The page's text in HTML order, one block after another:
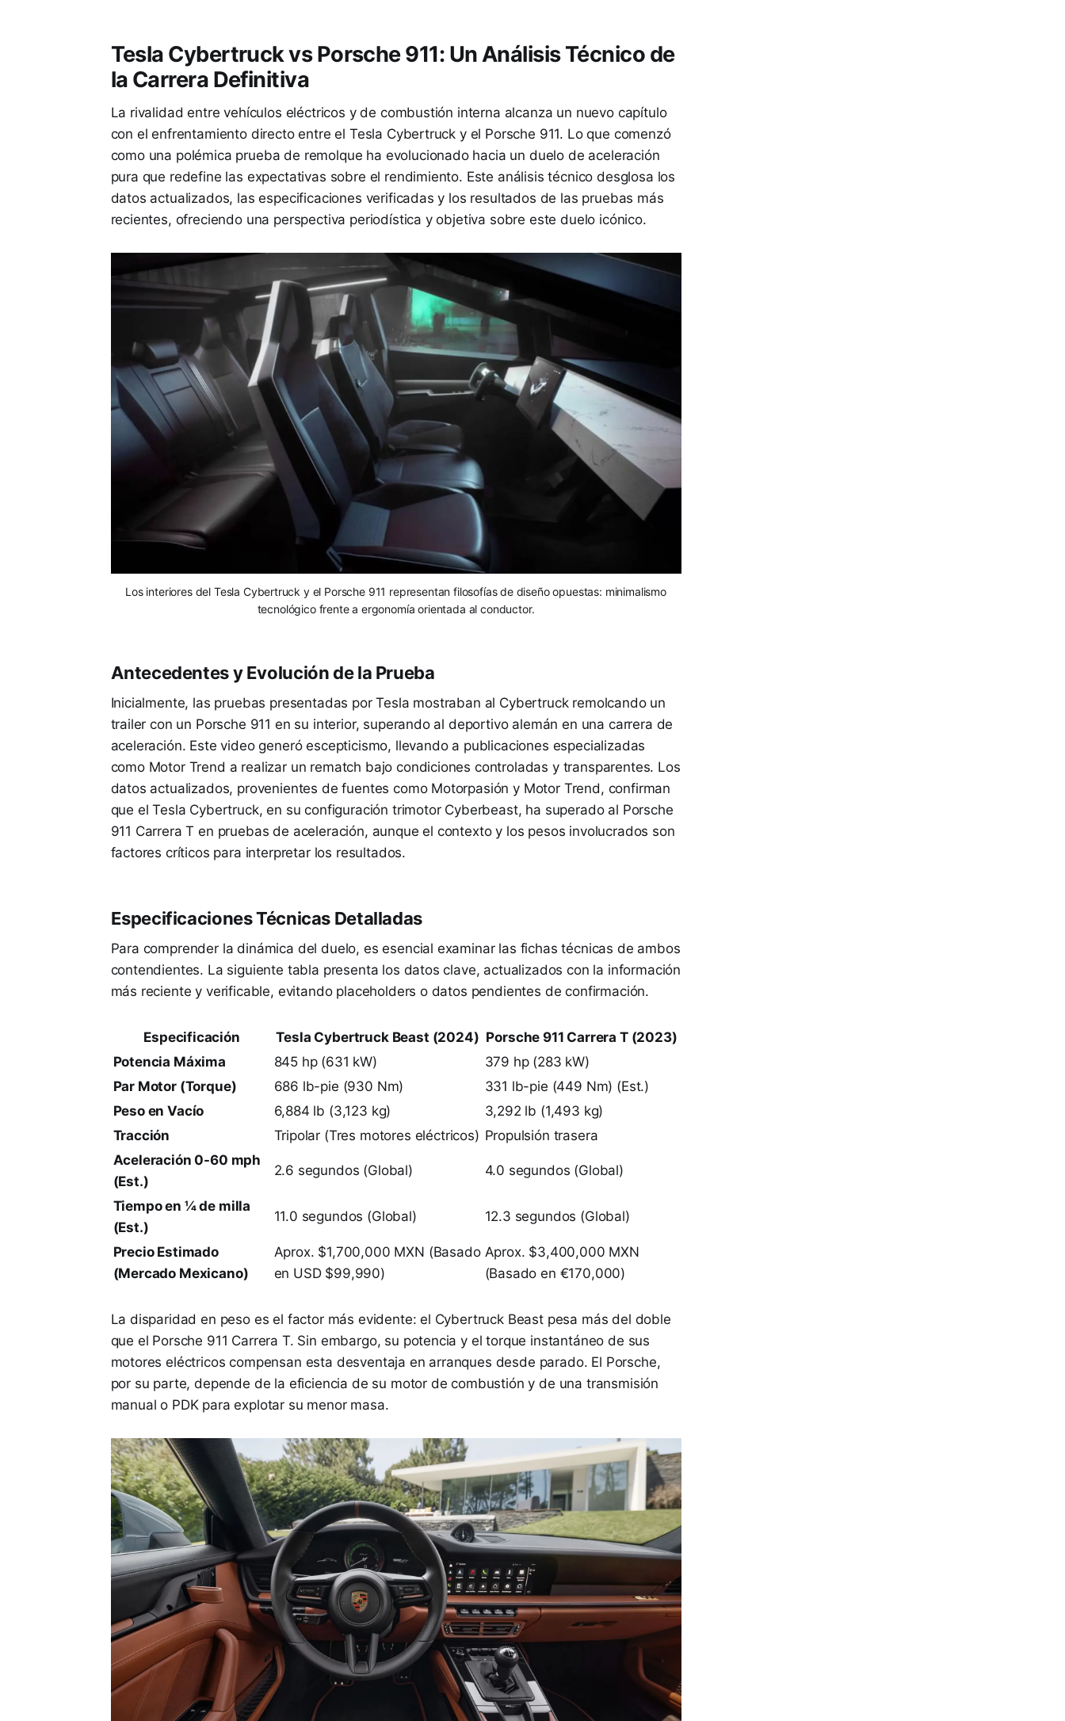
Tesla Cybertruck vs Porsche 911: Un Análisis Técnico de
la Carrera Definitiva
La rivalidad entre vehículos eléctricos y de combustión interna alcanza un nuevo capítulo
con el enfrentamiento directo entre el Tesla Cybertruck y el Porsche 911. Lo que comenzó
como una polémica prueba de remolque ha evolucionado hacia un duelo de aceleración
pura que redefine las expectativas sobre el rendimiento. Este análisis técnico desglosa los
datos actualizados, las especificaciones verificadas y los resultados de las pruebas más
recientes, ofreciendo una perspectiva periodística y objetiva sobre este duelo icónico.
Los interiores del Tesla Cybertruck y el Porsche 911 representan filosofías de diseño opuestas: minimalismo
tecnológico frente a ergonomía orientada al conductor.
Antecedentes y Evolución de la Prueba
Inicialmente, las pruebas presentadas por Tesla mostraban al Cybertruck remolcando un
trailer con un Porsche 911 en su interior, superando al deportivo alemán en una carrera de
aceleración. Este video generó escepticismo, llevando a publicaciones especializadas
como Motor Trend a realizar un rematch bajo condiciones controladas y transparentes. Los
datos actualizados, provenientes de fuentes como Motorpasión y Motor Trend, confirman
que el Tesla Cybertruck, en su configuración trimotor Cyberbeast, ha superado al Porsche
911 Carrera T en pruebas de aceleración, aunque el contexto y los pesos involucrados son
factores críticos para interpretar los resultados.
Especificaciones Técnicas Detalladas
Para comprender la dinámica del duelo, es esencial examinar las fichas técnicas de ambos
contendientes. La siguiente tabla presenta los datos clave, actualizados con la información
más reciente y verificable, evitando placeholders o datos pendientes de confirmación.
Especificación Tesla Cybertruck Beast (2024) Porsche 911 Carrera T (2023)
Potencia Máxima
845 hp (631 kW)
379 hp (283 kW)
Par Motor (Torque)
686 lb-pie (930 Nm)
331 lb-pie (449 Nm) (Est.)
Peso en Vacío
6,884 lb (3,123 kg)
3,292 lb (1,493 kg)
Tracción
Tripolar (Tres motores eléctricos) Propulsión trasera
Aceleración 0-60 mph
(Est.)
2.6 segundos (Global) 4.0 segundos (Global)
Tiempo en ¼ de milla
(Est.)
11.0 segundos (Global) 12.3 segundos (Global)
Precio Estimado
(Mercado Mexicano)
Aprox. $1,700,000 MXN (Basado
en USD $99,990)
Aprox. $3,400,000 MXN
(Basado en €170,000)
La disparidad en peso es el factor más evidente: el Cybertruck Beast pesa más del doble
que el Porsche 911 Carrera T. Sin embargo, su potencia y el torque instantáneo de sus
motores eléctricos compensan esta desventaja en arranques desde parado. El Porsche,
por su parte, depende de la eficiencia de su motor de combustión y de una transmisión
manual o PDK para explotar su menor masa.